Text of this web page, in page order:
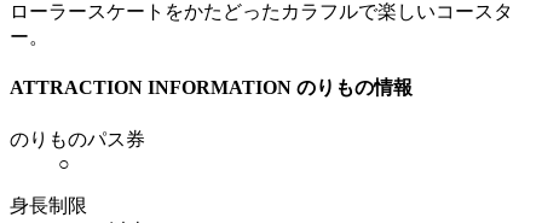
ローラースケートをかたどったカラフルで楽しいコースタ
ー。
ATTRACTION INFORMATION のりもの情報
のりものパス券
○
身長制限